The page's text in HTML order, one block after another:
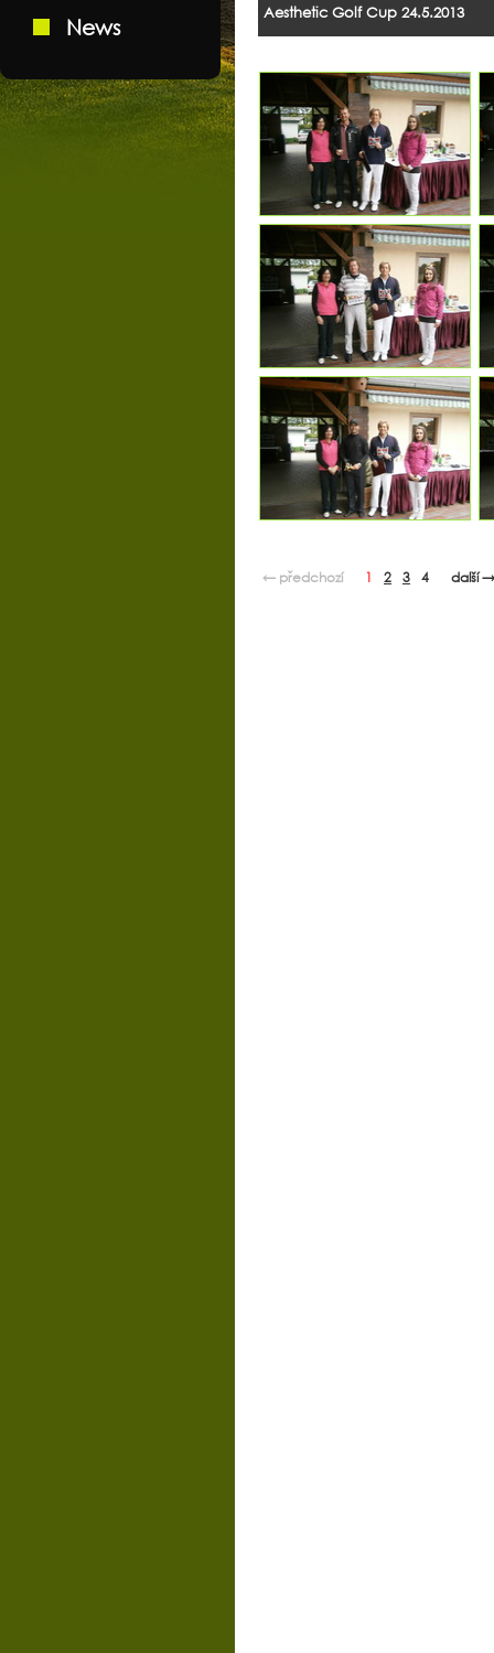
News
Aesthetic Golf Cup 24.5.2013
← předchozí 1 2 3 4 další →